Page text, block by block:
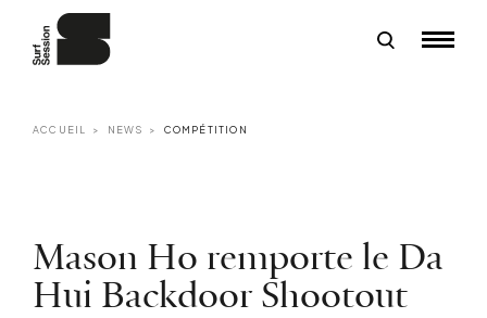
ACCUEIL NEWS COMPÉTITION
Mason Ho remporte le Da
Hui Backdoor Shootout